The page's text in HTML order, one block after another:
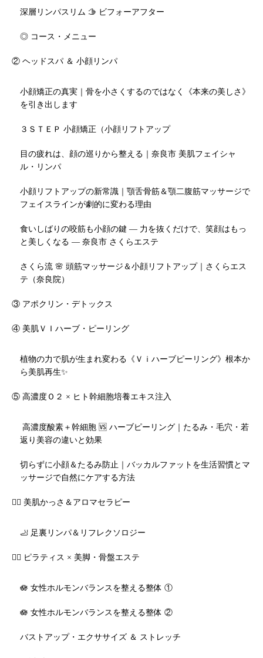
深層リンパスリム 🫱 ビフォーアフター
◎ コース・メニュー
② ヘッドスパ ＆ 小顔リンパ
小顔矯正の真実｜骨を小さくするのではなく《本来の美しさ》
を引き出します
３ＳＴＥＰ 小顔矯正（小顔リフトアップ
目の疲れは、顔の巡りから整える｜奈良市 美肌フェイシャ
ル・リンパ
小顔リフトアップの新常識｜顎舌骨筋＆顎二腹筋マッサージで
フェイスラインが劇的に変わる理由
食いしばりの咬筋も小顔の鍵 — 力を抜くだけで、笑顔はもっ
と美しくなる — 奈良市 さくらエステ
さくら流 🌸 頭筋マッサージ＆小顔リフトアップ｜さくらエス
テ（奈良院）
③ アポクリン・デトックス
④ 美肌ＶＩハーブ・ピーリング
植物の力で肌が生まれ変わる《Ｖｉハーブピーリング》根本か
ら美肌再生✨
⑤ 高濃度Ｏ２ × ヒト幹細胞培養エキス注入
高濃度酸素＋幹細胞 🆚 ハーブピーリング｜たるみ・毛穴・若
返り美容の違いと効果
切らずに小顔＆たるみ防止｜バッカルファットを生活習慣とマ
ッサージで自然にケアする方法
💆‍♀️ 美肌かっさ＆アロマセラピー
🦶 足裏リンパ＆リフレクソロジー
🧘‍♀️ ピラティス × 美脚・骨盤エステ
🪷 女性ホルモンバランスを整える整体 ①
🪷 女性ホルモンバランスを整える整体 ②
バストアップ・エクササイズ ＆ ストレッチ